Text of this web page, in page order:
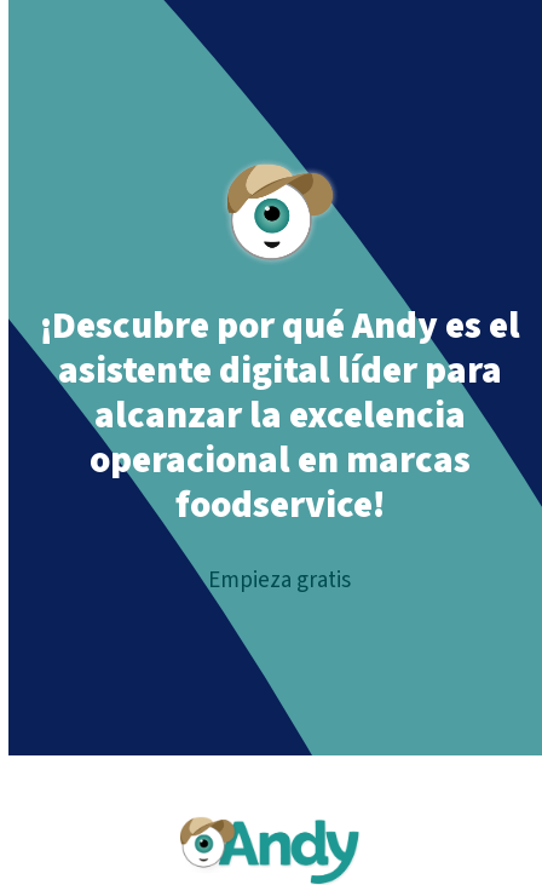
Andy is an assistant created by Intowin following
“Building a Smart Future
¡Descubre por qué Andy es el
asistente digital líder para
alcanzar la excelencia
operacional en marcas
foodservice!
Empieza gratis